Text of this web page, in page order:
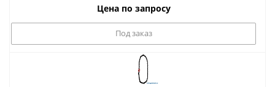
Цена по запросу
Под заказ